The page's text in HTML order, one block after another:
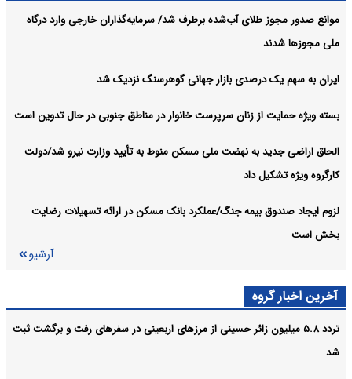
صنعت معدن تجارت: قیمت خودرو امروز ۱۵مرداد ۱۴۰۵ در بازار مشخص شد
موانع صدور مجوز طلای آب‌شده برطرف شد/ سرمایه‌گذاران خارجی وارد درگاه
ملی مجوزها شدند
ایران به سهم یک‌ درصدی بازار جهانی گوهرسنگ نزدیک شد
بسته ویژه حمایت از زنان سرپرست خانوار در مناطق جنوبی در حال تدوین است
الحاق اراضی جدید به نهضت ملی مسکن منوط به تأیید وزارت نیرو شد/دولت
کارگروه ویژه تشکیل داد
لزوم ایجاد صندوق بیمه جنگ/عملکرد بانک مسکن در ارائه تسهیلات رضایت
بخش است
آرشیو
آخرین اخبار گروه
تردد ۵.۸ میلیون زائر حسینی از مرزهای اربعینی در سفرهای رفت و برگشت ثبت
شد